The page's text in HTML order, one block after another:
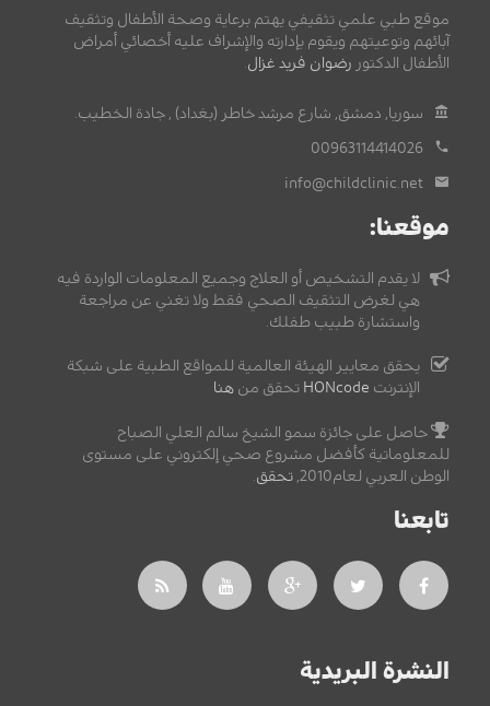
موقع طبي علمي تثقيفي يهتم برعاية وصحة الأطفال وتثقيف
آبائهم وتوعيتهم ويقوم بإدارته والإشراف عليه أخصائي أمراض
الأطفال الدكتور رضوان فريد غزال.
سوريا, دمشق, شارع مرشد خاطر (بغداد) , جادة الخطيب.
00963114414026
info@childclinic.net
موقعنا:
لا يقدم التشخيص أو العلاج وجميع المعلومات الواردة فيه
هي لغرض التثقيف الصحي فقط ولا تغني عن مراجعة
واستشارة طبيب طفلك.
يحقق معايير الهيئة العالمية للمواقع الطبية على شبكة
الإنترنت HONcode تحقق من هنا
حاصل على جائزة سمو الشيخ سالم العلي الصباح
للمعلوماتية كأفضل مشروع صحي إلكتروني على مستوى
الوطن العربي لعام2010,
تحقق.
تابعنا
النشرة البريدية